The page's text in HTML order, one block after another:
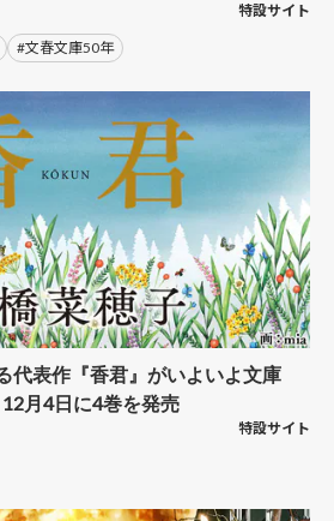
特設サイト
#文春文庫50年
代表作『香君』がいよいよ文庫
月4日に4巻を発売
特設サイト